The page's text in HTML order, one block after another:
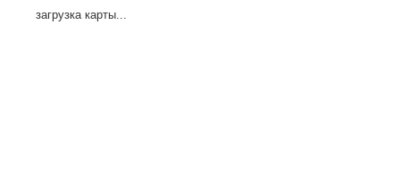
загрузка карты...